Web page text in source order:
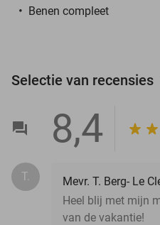
Benen compleet
Selectie van recensies
8,4
T.
Mevr. T. Berg- Le
Heel blij met mijn
van de vakantie!